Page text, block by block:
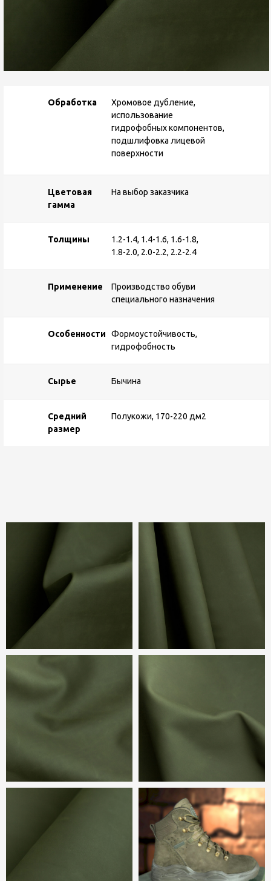
Обработка
Хромовое дубление,
использование
гидрофобных компонентов,
подшлифовка лицевой
поверхности
Цветовая
гамма
На выбор заказчика
Толщины
1.2-1.4, 1.4-1.6, 1.6-1.8,
1.8-2.0, 2.0-2.2, 2.2-2.4
Применение
Производство обуви
специального назначения
Особенности
Формоустойчивость,
гидрофобность
Сырье Бычина
Средний
размер
Полукожи, 170-220 дм2